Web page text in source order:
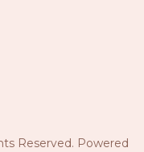
Reserved. Powered